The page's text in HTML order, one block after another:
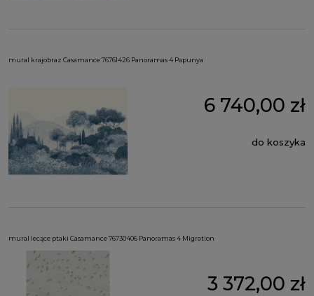
mural krajobraz Casamance 76761426 Panoramas 4 Papunya
6 740,00 zł
do koszyka
mural lecące ptaki Casamance 76730406 Panoramas 4 Migration
3 372,00 zł